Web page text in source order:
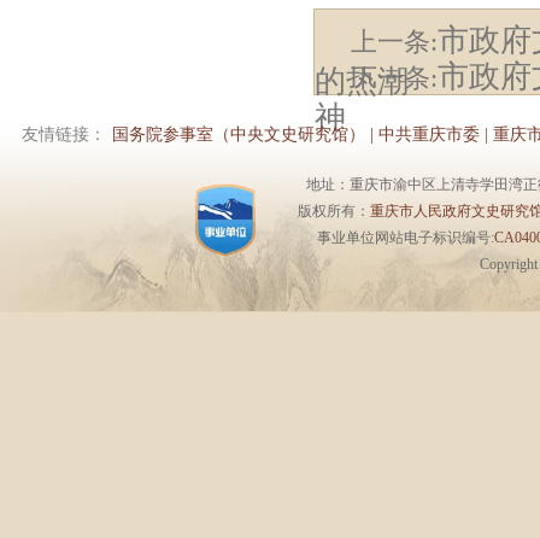
上一条:市政府
的热潮
下一条:市政府
神
友情链接： 国务院参事室（中央文史研究馆） 中共重庆市委 重庆
地址：重庆市渝中区上清寺学田湾
版权所有： 重庆市人民政府文史研究
事业单位网站电子标识编号: